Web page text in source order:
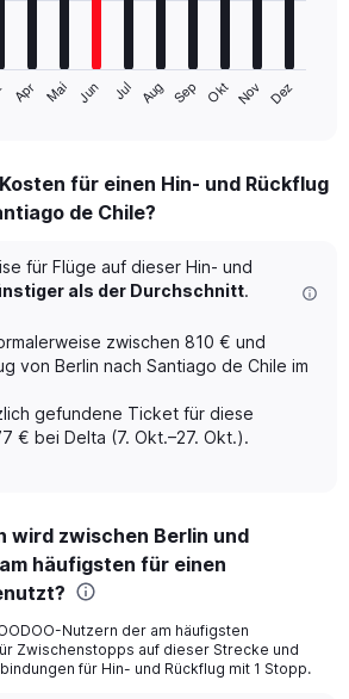
Apr Mai Jun Jul Aug Sep Okt Nov Dez
für einen Hin- und Rückflug
de Chile?
für Flüge auf dieser Hin- und
als der Durchschnitt.
zwischen 810 € und
von Berlin nach Santiago de Chile im
gefundene Ticket für diese
€ bei Delta (7. Okt.–27. Okt.).
wird zwischen Berlin und
häufigsten für einen
Nutzern der am häufigsten
Zwischenstopps auf dieser Strecke und
für Hin- und Rückflug mit 1 Stopp.